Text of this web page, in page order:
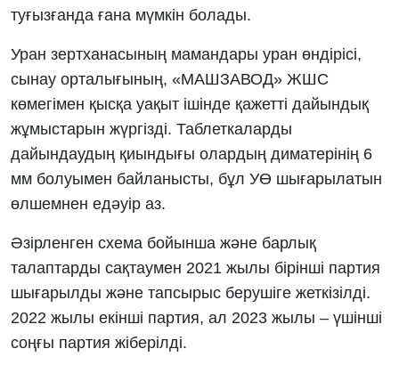
туғызғанда ғана мүмкін болады.
Уран зертханасының мамандары уран өндірісі,
сынау орталығының, «МАШЗАВОД» ЖШС
көмегімен қысқа уақыт ішінде қажетті дайындық
жұмыстарын жүргізді. Таблеткаларды
дайындаудың қиындығы олардың диматерінің 6
мм болуымен байланысты, бұл УӨ шығарылатын
өлшемнен едәуір аз.
Әзірленген схема бойынша және барлық
талаптарды сақтаумен 2021 жылы бірінші партия
шығарылды және тапсырыс берушіге жеткізілді.
2022 жылы екінші партия, ал 2023 жылы – үшінші
соңғы партия жіберілді.